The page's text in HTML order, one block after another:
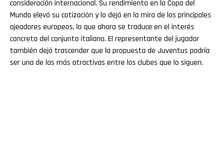
consideración internacional. Su rendimiento en la Copa del
Mundo elevó su cotización y lo dejó en la mira de los principales
ojeadores europeos, lo que ahora se traduce en el interés
concreto del conjunto italiano. El representante del jugador
también dejó trascender que la propuesta de Juventus podría
ser una de las más atractivas entre los clubes que lo siguen.